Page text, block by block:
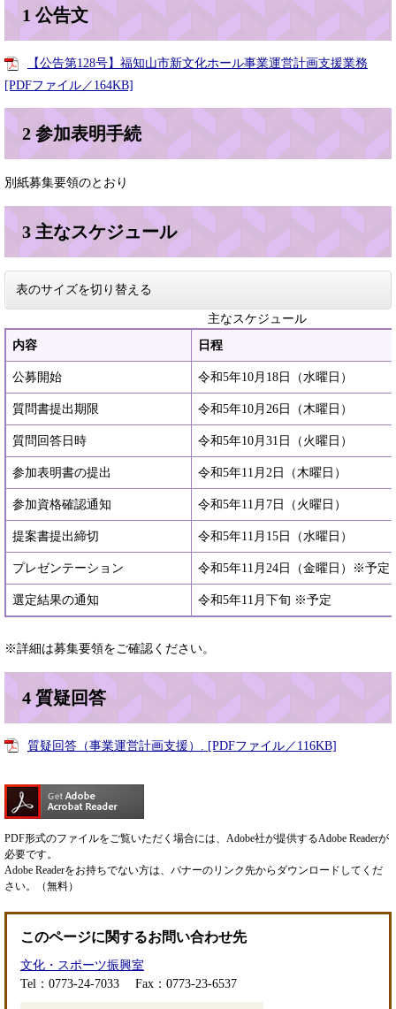
1 公告文
【公告第128号】福知山市新文化ホール事業運営計画支援業務
[PDFファイル／164KB]
2 参加表明手続
別紙募集要領のとおり
3 主なスケジュール
表のサイズを切り替える
主なスケジュール
内容
日程
公募開始 令和5年10月18日（水曜日）
質問書提出期限 令和5年10月26日（木曜日）
質問回答日時 令和5年10月31日（火曜日）
参加表明書の提出 令和5年11月2日（木曜日）
参加資格確認通知 令和5年11月7日（火曜日）
提案書提出締切 令和5年11月15日（水曜日）
プレゼンテーション 令和5年11月24日（金曜日）※予定
選定結果の通知 令和5年11月下旬 ※予定
※詳細は募集要領をご確認ください。
4 質疑回答
質疑回答（事業運営計画支援）. [PDFファイル／116KB]
PDF形式のファイルをご覧いただく場合には、Adobe社が提供するAdobe Readerが
必要です。
Adobe Readerをお持ちでない方は、バナーのリンク先からダウンロードしてくだ
さい。（無料）
このページに関するお問い合わせ先
文化・スポーツ振興室
Tel：0773-24-7033
Fax：0773-23-6537